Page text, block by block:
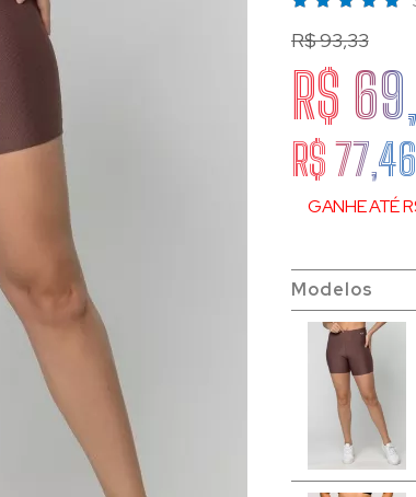
R$ 93,33
R$
R$ 77,46
GANHE ATÉ
Modelos
Modelos
Modelos
Modelos